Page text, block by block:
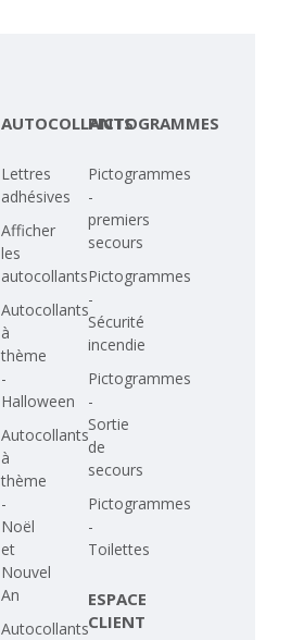
AUTOCOLLANTS
Lettres
adhésives
Afficher
les
autocollants
Autocollants
à
thème
-
Halloween
Autocollants
à
thème
-
Noël
et
Nouvel
An
Autocollants
PICTOGRAMMES
Pictogrammes
-
premiers
secours
Pictogrammes
-
Sécurité
incendie
Pictogrammes
-
Sortie
de
secours
Pictogrammes
-
Toilettes
ESPACE
CLIENT